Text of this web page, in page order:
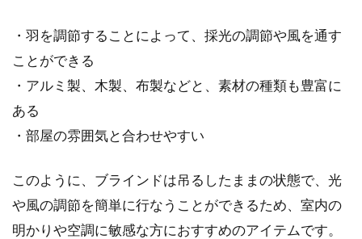
・羽を調節することによって、採光の調節や風を通す
ことができる
・アルミ製、木製、布製などと、素材の種類も豊富に
ある
・部屋の雰囲気と合わせやすい
このように、ブラインドは吊るしたままの状態で、光
や風の調節を簡単に行なうことができるため、室内の
明かりや空調に敏感な方におすすめのアイテムです。